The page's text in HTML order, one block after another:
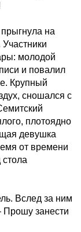
на
молодой
и повалил
Крупный
сношался с
плотоядно
девушка
от времени
Вслед за ним
Прошу занести